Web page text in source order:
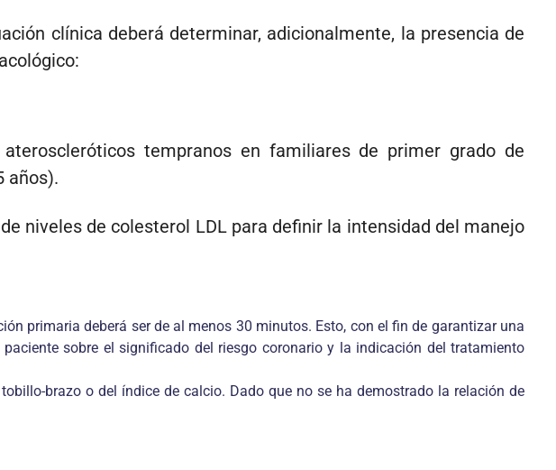
clínica deberá determinar, adicionalmente, la presencia de
tempranos en familiares de primer grado de
años).
niveles de coles­terol LDL para definir la intensidad del manejo
primaria deberá ser de al menos 30 minutos. Esto, con el fin de garantizar una
sobre el significa­do del riesgo coronario y la indicación del tratamiento
brazo o del índice de calcio. Dado que no se ha demostrado la relación de